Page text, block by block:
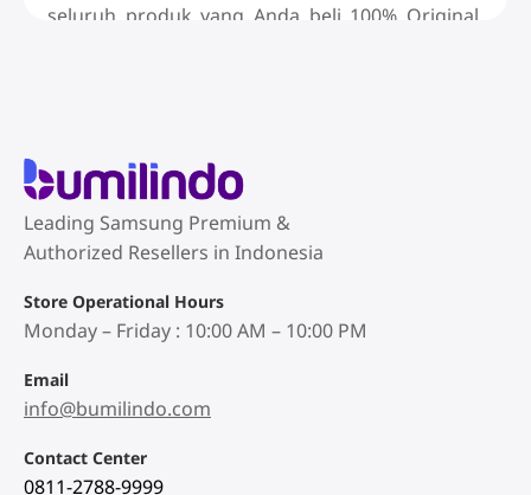
seluruh produk yang Anda beli 100% Original,
upgrade gadget Anda dengan harga lebih
hemat!
Promo Smartphone Galaxy: S
Temukan diskon menarik untuk jajaran
menyediakan berbagai pilihan sesuai kebutuhan
Anda:
Galaxy S Series:
Leading Samsung Premium &
Authorized Resellers in Indonesia
Store Operational Hours
Monday – Friday : 10:00 AM – 10:00 PM
Email
info@bumilindo.com
Contact Center
0811-2788-9999